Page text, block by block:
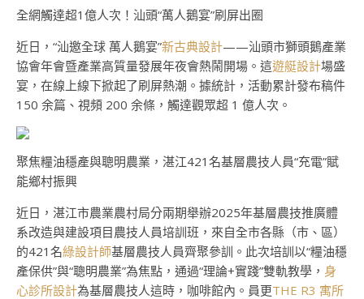
全網觸達超1億人次！汕頭“萬人鵝宴”刷屏出圈
近日，“汕邀全球 萬人鵝宴”新古典設計——汕頭市獅頭鵝產業
協會年會暨產業高質量發展年夜會熱鬧開場。這遊艇設計場盛
宴，在線上線下掀起了刷屏熱潮。據統計，活動累計發布稿件
150 余篇、視頻 200 余條，觸達觀眾超 1 億人次。
聚焦糧油穩產與聰明農業，湛江421名基層農技人員“充電”賦
能鄉村振興
近日，湛江市農業農村局分兩期舉辦2025年基層農技推廣體
系改造與建設項目農技人員培訓班，來自全市各縣（市、區）
的421名綠設計師基層農技人員齊聚參訓。此次培訓以“糧油穩
產保供”與“聰明農業”為焦點，通過“理論+實踐”雙軌教學， 身
心診所設計為基層農技人這時，咖啡館內。員更THE R3 寓所